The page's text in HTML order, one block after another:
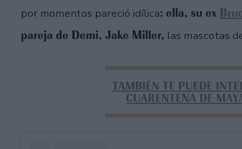
por momentos pareció idílica: ella, su ex
pareja de Demi, Jake Miller, las mascotas
TAMBIÉN TE PUEDE
CUARENTENA DE